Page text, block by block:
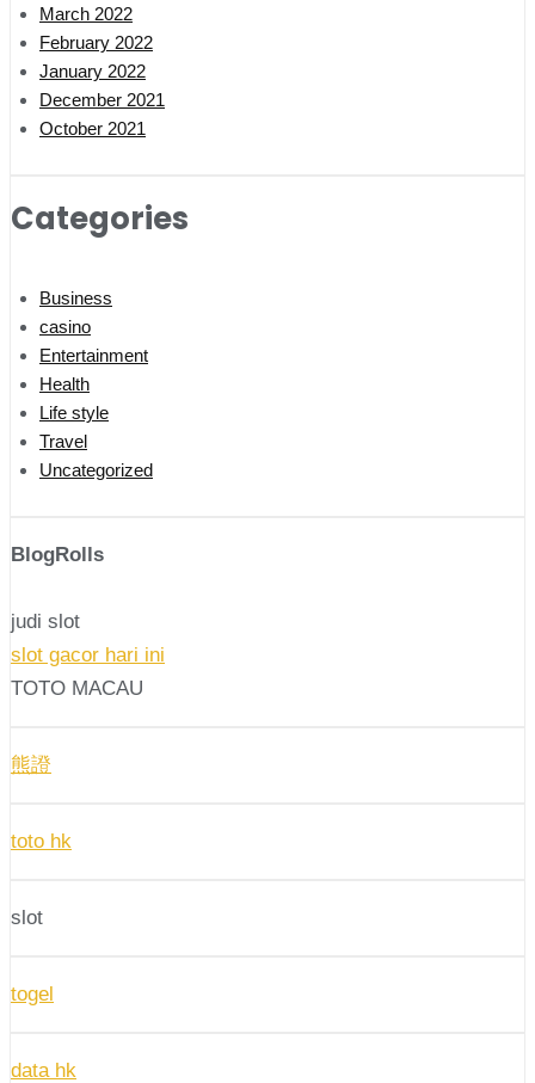
March 2022
February 2022
January 2022
December 2021
October 2021
Categories
Business
casino
Entertainment
Health
Life style
Travel
Uncategorized
BlogRolls
judi slot
slot gacor hari ini
TOTO MACAU
熊證
toto hk
slot
togel
data hk